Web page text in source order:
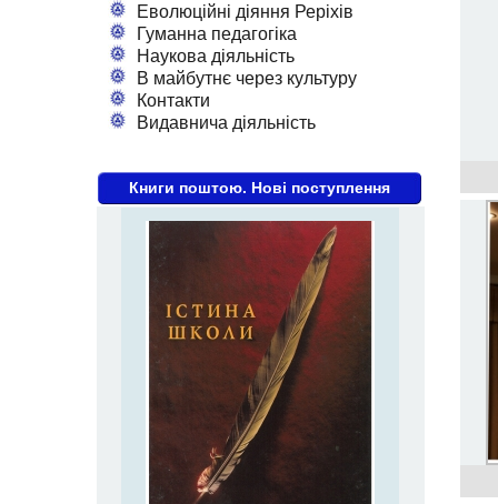
Еволюційні діяння Реріхів
Гуманна педагогіка
Наукова діяльність
В майбутнє через культуру
Контакти
Видавнича діяльність
Книги поштою. Нові поступлення